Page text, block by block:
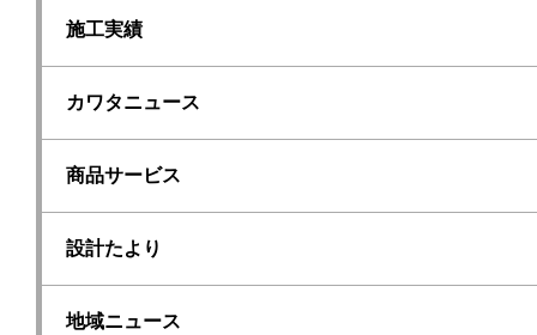
施工実績
カワタニュース
商品サービス
設計たより
地域ニュース